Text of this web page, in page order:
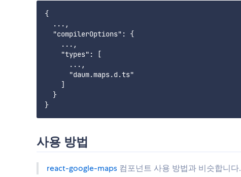
{
  ...,
  "compilerOptions": {
    ...,
    "types": [
      ...,
      "daum.maps.d.ts"
    ]
  }
사용 방법
react-google-maps 컴포넌트 사용 방법과 비슷합니다.